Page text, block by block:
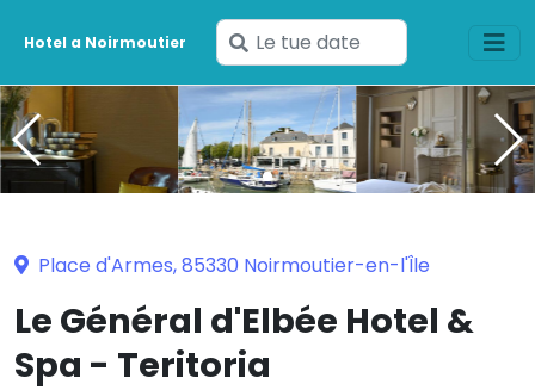
Hotel a Noirmoutier
Inserisci
le
tue
date
Place d'Armes, 85330 Noirmoutier-en-l'Île
Le Général d'Elbée Hotel &
Spa - Teritoria